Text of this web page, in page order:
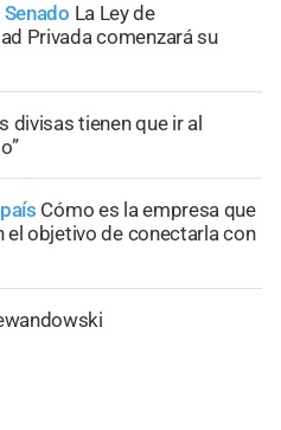
La Ley de
Privada comenzará su
divisas tienen que ir al
Cómo es la empresa que
el objetivo de conectarla con